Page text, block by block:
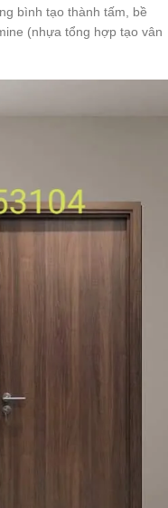
bình tạo thành tấm, bề
(nhựa tổng hợp tạo vân